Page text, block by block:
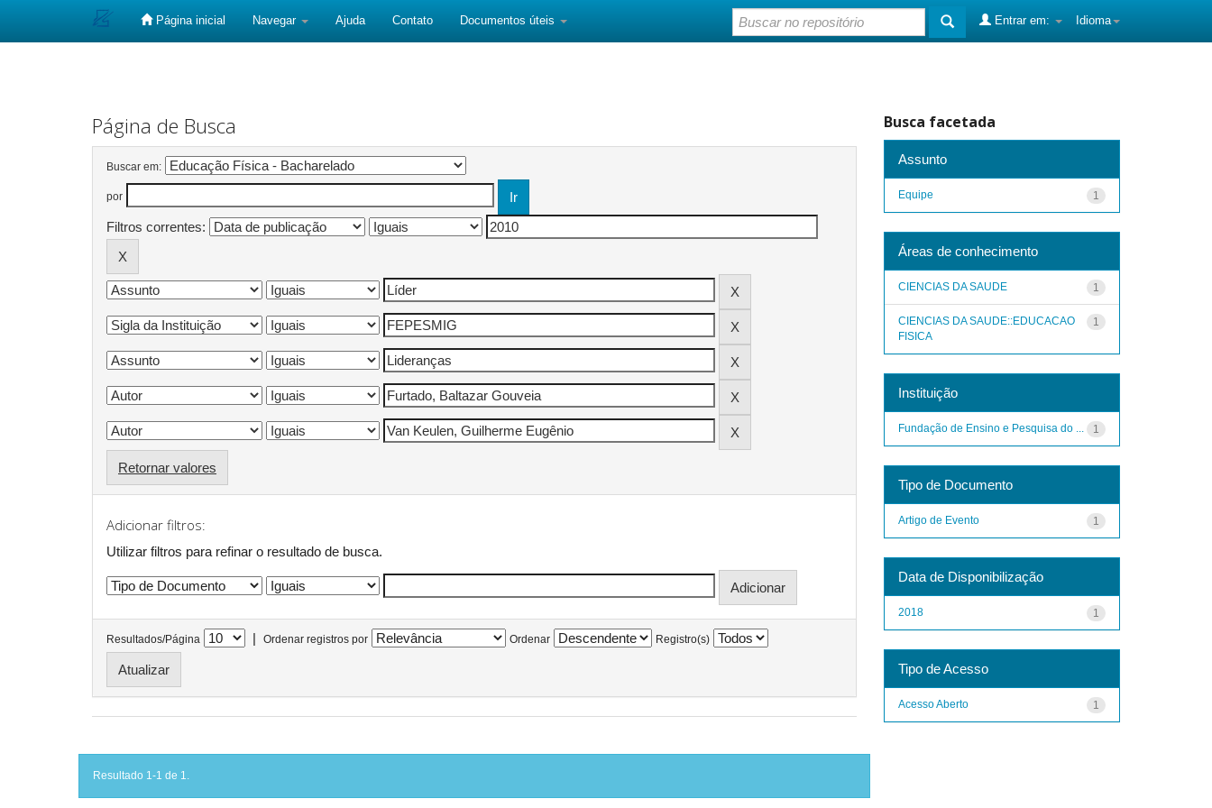
Página inicial Navegar Ajuda Contato Documentos úteis Idioma
Entrar em:
Página de Busca
Buscar em:
por
Filtros correntes:
Retornar valores
Adicionar filtros:
Utilizar filtros para refinar o resultado de busca.
Resultados/Página | Ordenar registros por Ordenar Registro(s)
Resultado 1-1 de 1.
Busca facetada
Assunto
1
Equipe
Áreas de conhecimento
1
CIENCIAS DA SAUDE
1
CIENCIAS DA SAUDE::EDUCACAO
FISICA
Instituição
1
Fundação de Ensino e Pesquisa do ...
Tipo de Documento
1
Artigo de Evento
Data de Disponibilização
1
2018
Tipo de Acesso
1
Acesso Aberto